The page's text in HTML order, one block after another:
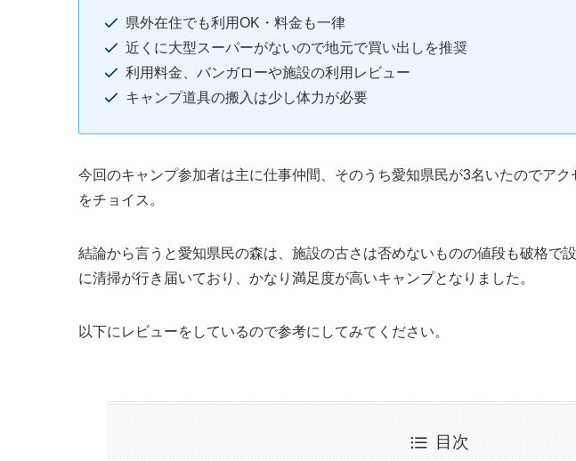
県外在住でも利用OK・料金も一律
近くに大型スーパーがないので地元で買い出しを推奨
利用料金、バンガローや施設の利用レビュー
キャンプ道具の搬入は少し体力が必要
今回のキャンプ参加者は主に仕事仲間、そのうち愛知県民が3名いたのでア
をチョイス。
結論から言うと愛知県民の森は、施設の古さは否めないものの値段も破格で
に清掃が行き届いており、かなり満足度が高いキャンプとなりました。
以下にレビューをしているので参考にしてみてください。
目次